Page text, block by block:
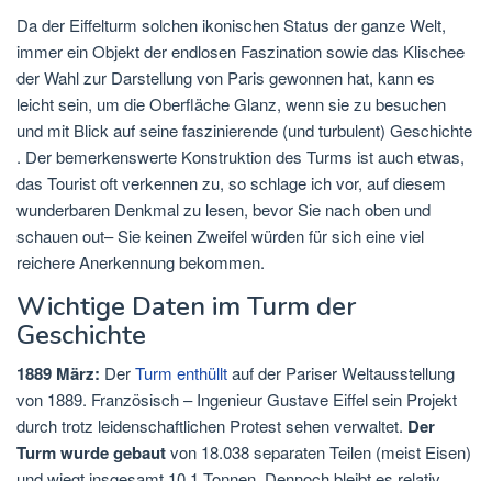
Da der Eiffelturm solchen ikonischen Status der ganze Welt,
immer ein Objekt der endlosen Faszination sowie das Klischee
der Wahl zur Darstellung von Paris gewonnen hat, kann es
leicht sein, um die Oberfläche Glanz, wenn sie zu besuchen
und mit Blick auf seine faszinierende (und turbulent) Geschichte
. Der bemerkenswerte Konstruktion des Turms ist auch etwas,
das Tourist oft verkennen zu, so schlage ich vor, auf diesem
wunderbaren Denkmal zu lesen, bevor Sie nach oben und
schauen out– Sie keinen Zweifel würden für sich eine viel
reichere Anerkennung bekommen.
Wichtige Daten im Turm der
Geschichte
1889 März: DerTurm enthülltauf der Pariser Weltausstellung
von 1889. Französisch – Ingenieur Gustave Eiffel sein Projekt
durch trotz leidenschaftlichen Protest sehen verwaltet. Der
Turm wurde gebautvon 18.038 separaten Teilen (meist Eisen)